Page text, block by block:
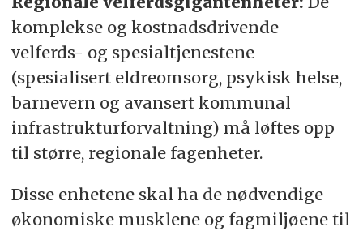
komplekse og kostnadsdrivende
velferds- og spesialtjenestene
(spesialisert eldreomsorg, psykisk helse,
barnevern og avansert kommunal
infrastrukturforvaltning) må løftes opp
til større, regionale fagenheter.
Disse enhetene skal ha de nødvendige
økonomiske musklene og fagmiljøene til